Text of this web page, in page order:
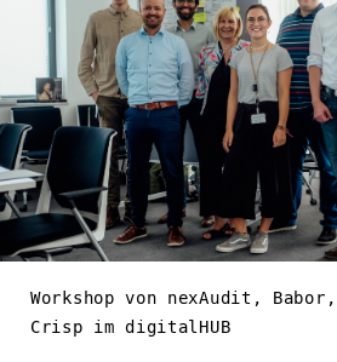
Workshop von nexAudit, Babor,
Crisp im digitalHUB